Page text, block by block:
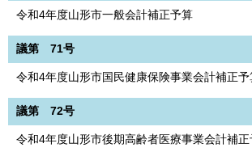
令和4年度山形市一般会計補正予算
議第 71号
令和4年度山形市国民健康保険事業会計補正予
議第 72号
令和4年度山形市後期高齢者医療事業会計補正